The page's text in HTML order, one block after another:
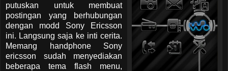
putuskan untuk membuat
postingan yang berhubungan
dengan modd Sony Ericsson
ini. Langsung saja ke inti cerita.
Memang handphone Sony
ericsson sudah menyediakan
beberapa tema flash menu,